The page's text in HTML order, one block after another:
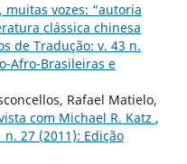
muitas vozes: “autoria
clássica chinesa
de Tradução: v. 43 n.
Afro-Brasileiras e
Rafael Matielo,
com Michael R. Katz ,
27 (2011): Edição